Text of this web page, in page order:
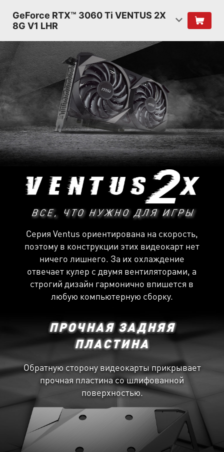
GeForce RTX™ 3060 Ti VENTUS 2X
8G V1 LHR
Серия Ventus ориентирована на скорость,
поэтому в конструкции этих видеокарт нет
ничего лишнего. За их охлаждение
отвечает кулер с двумя вентиляторами, а
строгий дизайн гармонично впишется в
любую компьютерную сборку.
ПРОЧНАЯ ЗАДНЯЯ
ПЛАСТИНА
Обратную сторону видеокарты прикрывает
прочная пластина со шлифованной
поверхностью.